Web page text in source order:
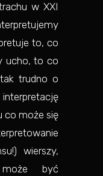
w XXI
to, co
ucho, to co
trudno o
co może się
wierszy,
może być